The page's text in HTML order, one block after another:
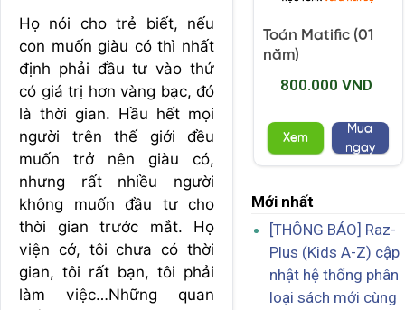
Họ nói cho trẻ biết, nếu
con muốn giàu có thì nhất
định phải đầu tư vào thứ
có giá trị hơn vàng bạc, đó
là thời gian. Hầu hết mọi
người trên thế giới đều
muốn trở nên giàu có,
nhưng rất nhiều người
không muốn đầu tư cho
thời gian trước mắt. Họ
viện cớ, tôi chưa có thời
gian, tôi rất bạn, tôi phải
làm việc…Những quan
Toán Matific (01
năm)
800.000 VND
Xem
Mua
ngay
Mới nhất
[THÔNG BÁO] Raz-
Plus (Kids A-Z) cập
nhật hệ thống phân
loại sách mới cùng